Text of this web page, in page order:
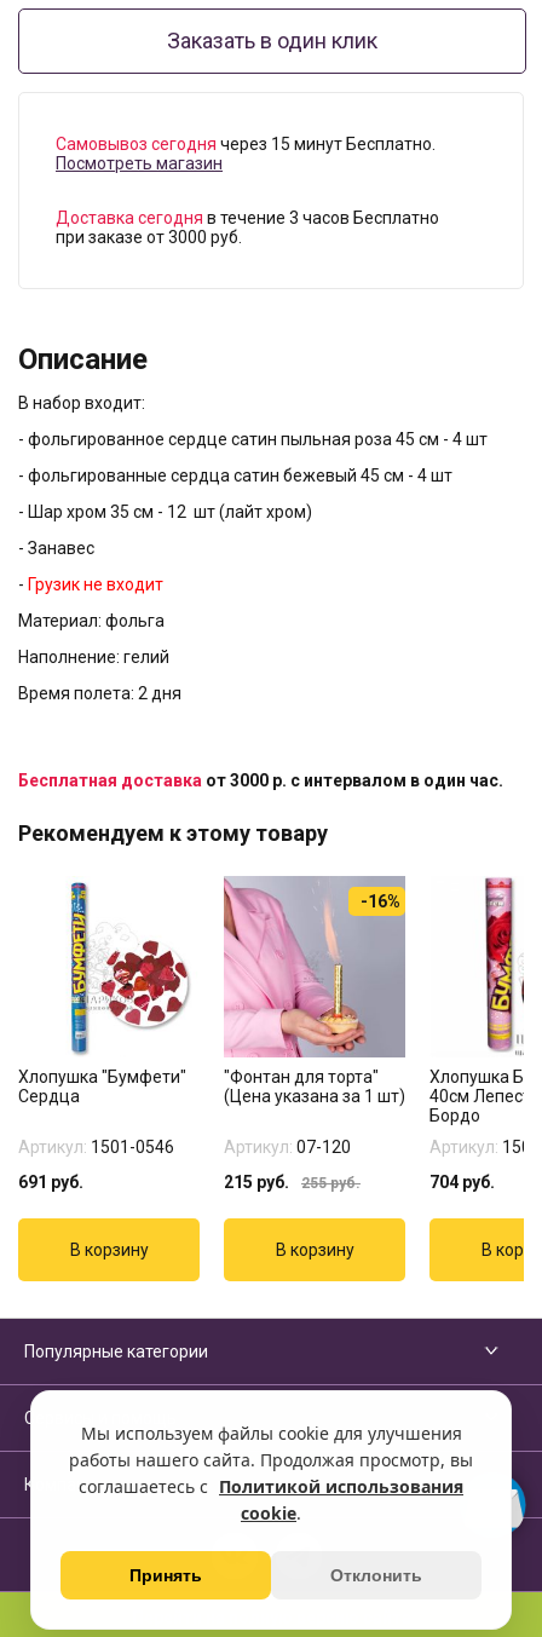
Мы используем файлы cookie для улучшения
работы нашего сайта. Продолжая просмотр, вы
соглашаетесь с Политикой использования
cookie.
Принять Отклонить
Заказать в один клик
Самовывоз сегодня через 15 минут Бесплатно.
Посмотреть магазин
Доставка сегодня в течение 3 часов Бесплатно
при заказе от 3000 руб.
Описание
В набор входит:
- фольгированное сердце сатин пыльная роза 45 см - 4 шт
- фольгированные сердца сатин бежевый 45 см - 4 шт
- Шар хром 35 см - 12 шт (лайт хром)
- Занавес
- Грузик не входит
Материал: фольга
Наполнение: гелий
Время полета: 2 дня
Бесплатная доставка от 3000 р. с интервалом в один час.
Рекомендуем к этому товару
Хлопушка "Бумфети"
Сердца
Артикул: 1501-0546
691 руб.
-16%
"Фонтан для торта"
(Цена указана за 1 шт)
Артикул: 07-120
215 руб. 255руб.
Хлопушка
40см
Бордо
Артикул:
704 руб.
Популярные категории
Сервисы и помощь
Компания